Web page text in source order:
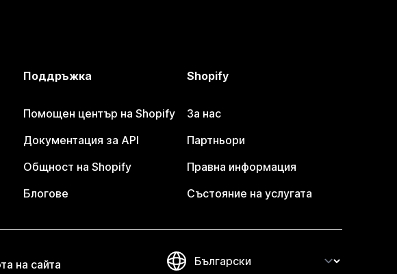
Поддръжка
Помощен център на Shopify
Документация за API
Общност на Shopify
Блогове
Shopify
За нас
Партньори
Правна информация
Състояние на услугата
на сайта